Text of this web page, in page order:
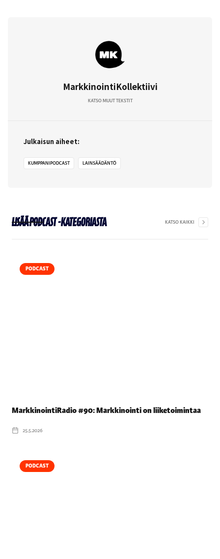
MarkkinointiKollektiivi
KATSO MUUT TEKSTIT
Julkaisun aiheet:
KUMPPANIPODCAST LAINSÄÄDÄNTÖ
LisääPodcast-kategoriasta KATSO KAIKKI
PODCAST
MarkkinointiRadio #90: Markkinointi on liiketoimintaa
25.5.2026
PODCAST